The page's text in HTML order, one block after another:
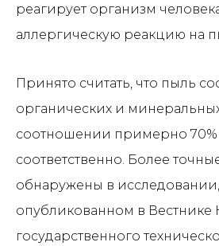
реагирует организм
аллергическую реакцию на
Принято считать, что пыль
органических и
соотношении примерно 70%
соответственно. Более
обнаружены в исследовании,
опубликованном в Вестнике
государственного